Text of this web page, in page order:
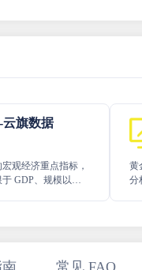
云旗数据
观经济重点指标，
GDP、规模以上
黄
分
常见 FAQ